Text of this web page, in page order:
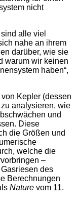
nicht
alle viel
nahe an ihrem
darüber, wie sie
warum wir keinen
haben“,
Kepler (dessen
analysieren, wie
und
Diese
die Größen und
welche die
–
des
Berechnungen
Nature vom 11.